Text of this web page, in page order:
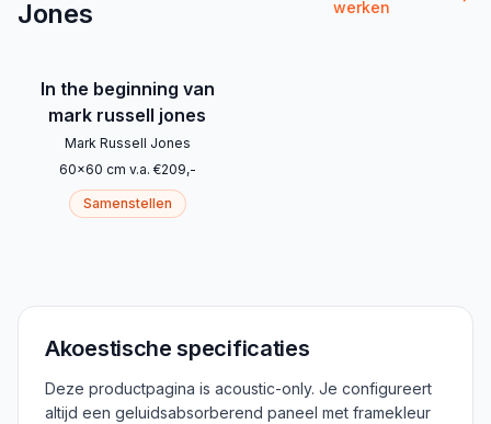
Jones
werken
In the beginning van
mark russell jones
Mark Russell Jones
60x60 cm v.a. €209,-
Samenstellen
Akoestische specificaties
Deze productpagina is acoustic-only. Je configureert
altijd een geluidsabsorberend paneel met framekleur